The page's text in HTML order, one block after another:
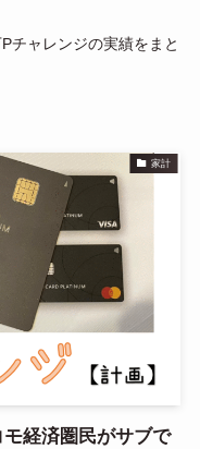
チャレンジの実績をまと
家計
モ経済圏民がサブで